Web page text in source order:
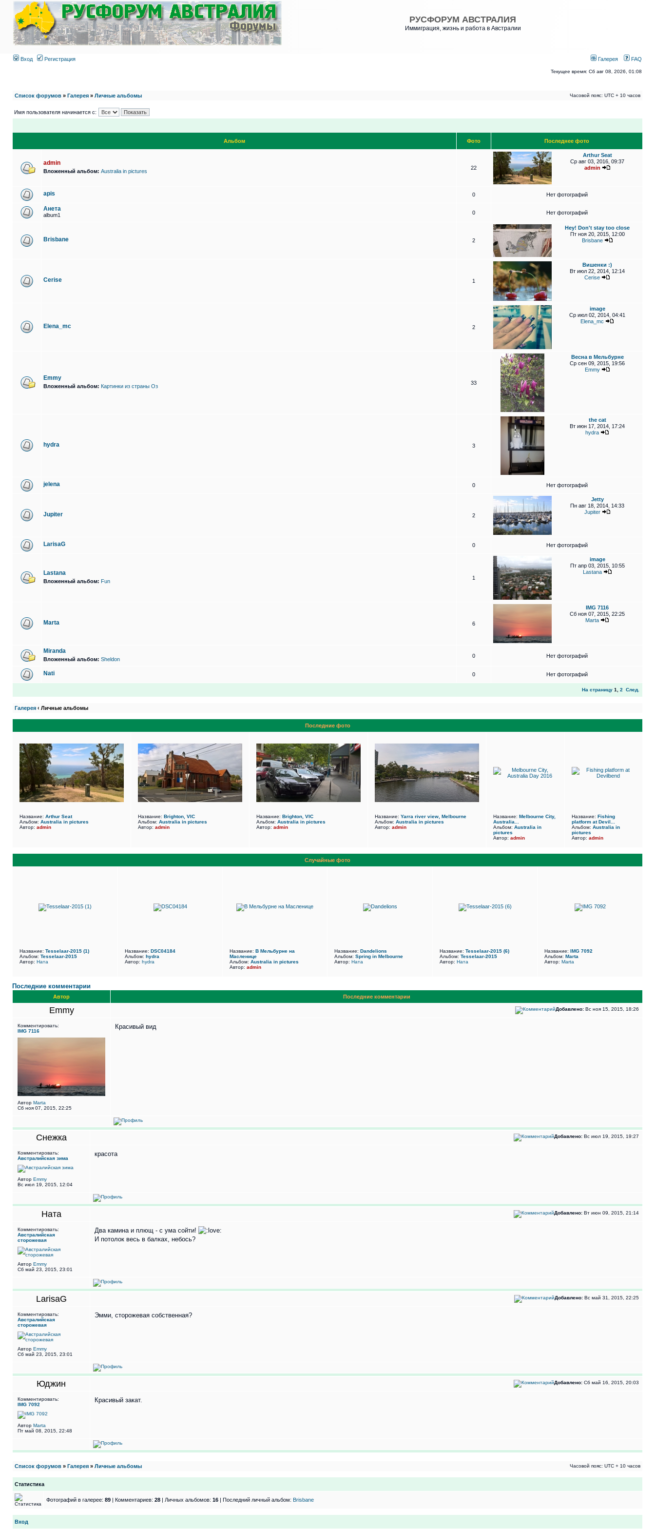
РУСФОРУМ АВСТРАЛИЯ
Иммиграция, жизнь и работа в Австралии
Вход Регистрация Галерея FAQ
Текущее время: Сб авг 08, 2026, 01:08
Список форумов » Галерея » Личные альбомы Часовой пояс: UTC + 10 часов
Имя пользователя начинается с:
Альбом Фото Последнее фото
admin
Вложенный альбом: Australia in pictures
22
Arthur Seat
Ср авг 03, 2016, 09:37
admin
apis 0 Нет фотографий
Анета
album1 0 Нет фотографий
Brisbane 2
Hey! Don't stay too close
Пт ноя 20, 2015, 12:00
Brisbane
Cerise 1
Вишенки :)
Вт июл 22, 2014, 12:14
Cerise
Elena_mc 2
image
Ср июл 02, 2014, 04:41
Elena_mc
Emmy
Вложенный альбом: Картинки из страны Оз
33
Весна в Мельбурне
Ср сен 09, 2015, 19:56
Emmy
hydra 3
the cat
Вт июн 17, 2014, 17:24
hydra
jelena 0 Нет фотографий
Jupiter 2
Jetty
Пн авг 18, 2014, 14:33
Jupiter
LarisaG 0 Нет фотографий
Lastana
Вложенный альбом: Fun
1
image
Пт апр 03, 2015, 10:55
Lastana
Marta 6
IMG 7116
Сб ноя 07, 2015, 22:25
Marta
Miranda
Вложенный альбом: Sheldon
0 Нет фотографий
Nati 0 Нет фотографий
На страницу 1 2 След.
Галерея ‹ Личные альбомы
Последние фото
Название: Arthur Seat
Альбом: Australia in pictures
Автор: admin
Название: Brighton, VIC
Альбом: Australia in pictures
Автор: admin
Название: Brighton, VIC
Альбом: Australia in pictures
Автор: admin
Название: Yarra river view, Melbourne
Альбом: Australia in pictures
Автор: admin
Название: Melbourne City,
Australia...
Альбом: Australia in
pictures
Автор: admin
Название: Fishing
platform at Devil...
Альбом: Australia in
pictures
Автор: admin
Случайные фото
Название: Tesselaar-2015 (1)
Альбом: Tesselaar-2015
Автор: Ната
Название: DSC04184
Альбом: hydra
Автор: hydra
Название: В Мельбурне на
Масленице
Альбом: Australia in pictures
Автор: admin
Название: Dandelions
Альбом: Spring in Melbourne
Автор: Ната
Название: Tesselaar-2015 (6)
Альбом: Tesselaar-2015
Автор: Ната
Название: IMG 7092
Альбом: Marta
Автор: Marta
Последние комментарии
Автор Последние комментарии
Emmy Добавлено: Вс ноя 15, 2015, 18:26
Комментировать:
IMG 7116
Автор Marta
Сб ноя 07, 2015, 22:25
Красивый вид
Снежка Добавлено: Вс июл 19, 2015, 19:27
Комментировать:
Австралийская зима
Автор Emmy
Вс июл 19, 2015, 12:04
красота
Ната Добавлено: Вт июн 09, 2015, 21:14
Комментировать:
Австралийская
сторожевая
Автор Emmy
Сб май 23, 2015, 23:01
Два камина и плющ - с ума сойти!
И потолок весь в балках, небось?
LarisaG Добавлено: Вс май 31, 2015, 22:25
Комментировать:
Австралийская
сторожевая
Автор Emmy
Сб май 23, 2015, 23:01
Эмми, сторожевая собственная?
Юджин Добавлено: Сб май 16, 2015, 20:03
Комментировать:
IMG 7092
Автор Marta
Пт май 08, 2015, 22:48
Красивый закат.
Список форумов » Галерея » Личные альбомы Часовой пояс: UTC + 10 часов
Статистика
Фотографий в галерее: 89 | Комментариев: 28 | Личных альбомов: 16 | Последний личный альбом: Brisbane
Вход